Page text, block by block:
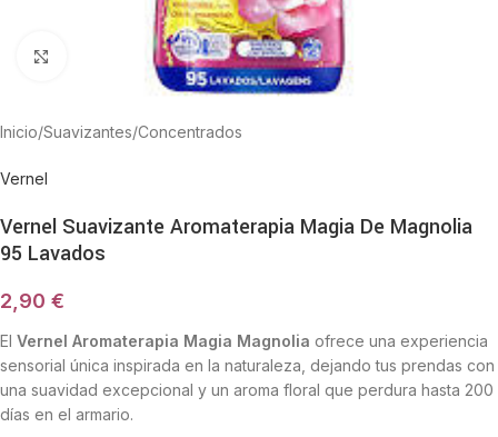
Haga Click para agrandar
Inicio/Suavizantes/Concentrados
Vernel
Vernel Suavizante Aromaterapia Magia De Magnolia
95 Lavados
2,90 €
El Vernel Aromaterapia Magia Magnolia ofrece una experiencia
sensorial única inspirada en la naturaleza, dejando tus prendas con
una suavidad excepcional y un aroma floral que perdura hasta 200
días en el armario.